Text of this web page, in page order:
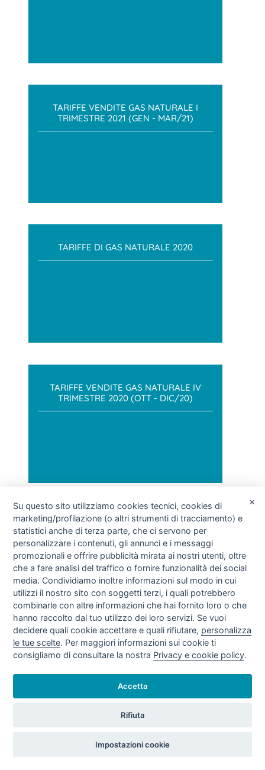
TARIFFE VENDITE GAS NATURALE I
TRIMESTRE 2021 (GEN - MAR/21)
TARIFFE DI GAS NATURALE 2020
TARIFFE VENDITE GAS NATURALE IV
TRIMESTRE 2020 (OTT - DIC/20)
TARIFFE VENDITE GAS NATURALE III
TRIMESTRE 2020 (LUG - SET/20)
TRIMESTRE 2020 (APR - GIU/20)
Su questo sito utilizziamo cookies tecnici, cookies di
marketing/profilazione (o altri strumenti di tracciamento) e
statistici anche di terza parte, che ci servono per
personalizzare i contenuti, gli annunci e i messaggi
promozionali e offrire pubblicità mirata ai nostri utenti, oltre
che a fare analisi del traffico o fornire funzionalità dei social
media. Condividiamo inoltre informazioni sul modo in cui
utilizzi il nostro sito con soggetti terzi, i quali potrebbero
combinarle con altre informazioni che hai fornito loro o che
hanno raccolto dal tuo utilizzo dei loro servizi. Se vuoi
decidere quali cookie accettare e quali rifiutare, personalizza
le tue scelte. Per maggiori informazioni sui cookie ti
consigliamo di consultare la nostra Privacy e cookie policy.
Accetta
Rifiuta
Impostazioni cookie
×